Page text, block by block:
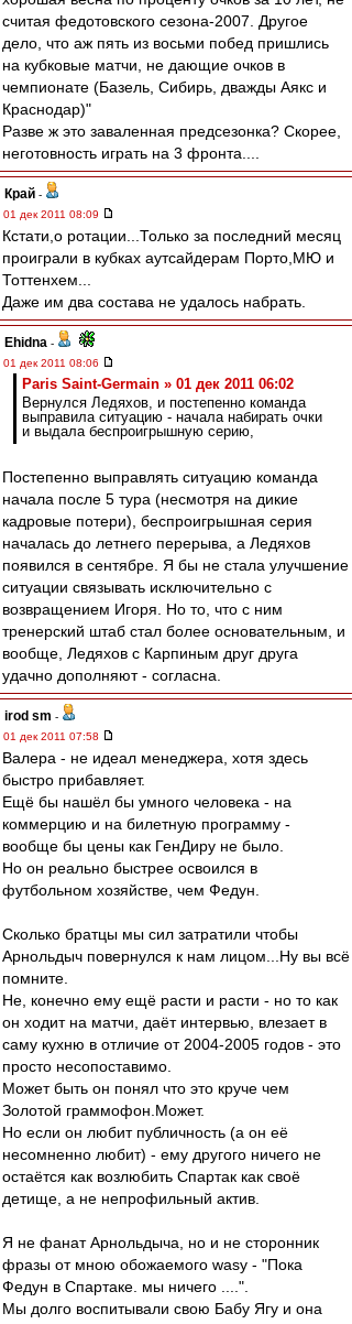
считая федотовского сезона-2007. Другое
дело, что аж пять из восьми побед пришлись
на кубковые матчи, не дающие очков в
чемпионате (Базель, Сибирь, дважды Аякс и
Краснодар)"
Разве ж это заваленная предсезонка? Скорее,
неготовность играть на 3 фронта....
Край -
01 дек 2011 08:09
Кстати,о ротации...Только за последний месяц
проиграли в кубках аутсайдерам Порто,МЮ и
Тоттенхем...
Даже им два состава не удалось набрать.
Ehidna -
01 дек 2011 08:06
Paris Saint-Germain » 01 дек 2011 06:02
Вернулся Ледяхов, и постепенно команда
выправила ситуацию - начала набирать очки
и выдала беспроигрышную серию,
Постепенно выправлять ситуацию команда
начала после 5 тура (несмотря на дикие
кадровые потери), беспроигрышная серия
началась до летнего перерыва, а Ледяхов
появился в сентябре. Я бы не стала улучшение
ситуации связывать исключительно с
возвращением Игоря. Но то, что с ним
тренерский штаб стал более основательным, и
вообще, Ледяхов с Карпиным друг друга
удачно дополняют - согласна.
irod sm -
01 дек 2011 07:58
Валера - не идеал менеджера, хотя здесь
быстро прибавляет.
Ещё бы нашёл бы умного человека - на
коммерцию и на билетную программу -
вообще бы цены как ГенДиру не было.
Но он реально быстрее освоился в
футбольном хозяйстве, чем Федун.
Сколько братцы мы сил затратили чтобы
Арнольдыч повернулся к нам лицом...Ну вы всё
помните.
Не, конечно ему ещё расти и расти - но то как
он ходит на матчи, даёт интервью, влезает в
саму кухню в отличие от 2004-2005 годов - это
просто несопоставимо.
Может быть он понял что это круче чем
Золотой граммофон.Может.
Но если он любит публичность (а он её
несомненно любит) - ему другого ничего не
остаётся как возлюбить Спартак как своё
детище, а не непрофильный актив.
Я не фанат Арнольдыча, но и не сторонник
фразы от мною обожаемого wasy - "Пока
Федун в Спартаке. мы ничего ....".
Мы долго воспитывали свою Бабу Ягу и она